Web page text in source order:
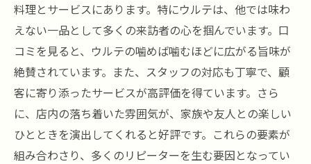
料理とサービスにあります。特にウルテは、他では味わ
えない一品として多くの来訪者の心を掴んでいます。口
コミを見ると、ウルテの噛めば噛むほどに広がる旨味が
絶賛されています。また、スタッフの対応も丁寧で、顧
客に寄り添ったサービスが高評価を得ています。さら
に、店内の落ち着いた雰囲気が、家族や友人との楽しい
ひとときを演出してくれると好評です。これらの要素が
組み合わさり、多くのリピーターを生む要因となってい